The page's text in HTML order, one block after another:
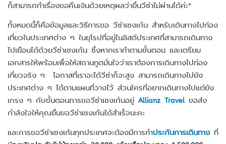
ก็สามารถทำเรื่องขอคืนเงินด้วยเหตุผลว่ายื่นวีซ่าไม่ผ่านได้ค่ะ*
ทั้งหมดนี้ก็คือข้อมูลและวิธีการขอ วีซ่าเชงเก้น สำหรับเดินทางไปท่อง
เที่ยวในประเทศต่าง ๆ ในยุโรปที่อยู่ในลิสต์ประเทศที่สามารถเดินทาง
ไปเยือนได้ด้วยวีซ่าเชงเก้น ซึ่งหากเราทำตามขั้นตอน และเตรียม
เอกสารให้พร้อมเพื่อให้สถานทูตมั่นใจว่าเราต้องการเดินทางไปท่อง
เที่ยวจริง ๆ โอกาสที่เราจะได้วีซ่าก็จะสูง สามารถเดินทางไปยัง
ประเทศต่าง ๆ ได้ตามแผนที่วางไว้ ส่วนใครที่อยากเดินทางไปแต่ยัง
เกรง ๆ กับขั้นตอนการขอวีซ่าเชงเก้นอยู่ Allianz Travel ขอส่ง
กำลังใจให้คุณยื่นขอวีซ่าเชงเก้นได้สำเร็จนะคะ
และการขอวีซ่าเชงเก้นทุกประเทศจะต้องมีการทำประกันการเดินทางที่